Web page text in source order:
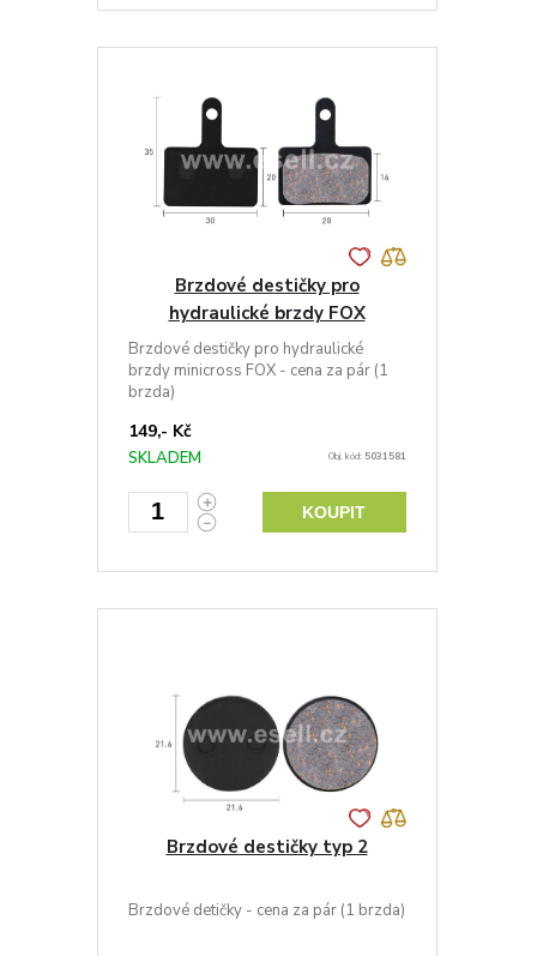
Brzdové destičky pro
hydraulické brzdy FOX
Brzdové destičky pro hydraulické
brzdy minicross FOX - cena za pár (1
brzda)
149,- Kč
SKLADEM Obj. kód: 5031581
KOUPIT
Brzdové destičky typ 2
Brzdové detičky - cena za pár (1 brzda)